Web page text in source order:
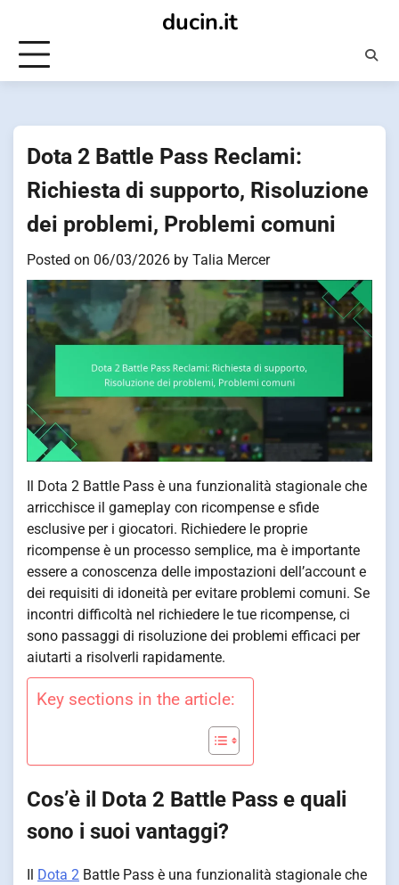
content
ducin.it
Dota 2 Battle Pass Reclami:
Richiesta di supporto, Risoluzione
dei problemi, Problemi comuni
Posted on 06/03/2026 by Talia Mercer
Il Dota 2 Battle Pass è una funzionalità stagionale che
arricchisce il gameplay con ricompense e sfide
esclusive per i giocatori. Richiedere le proprie
ricompense è un processo semplice, ma è importante
essere a conoscenza delle impostazioni dell’account e
dei requisiti di idoneità per evitare problemi comuni. Se
incontri difficoltà nel richiedere le tue ricompense, ci
sono passaggi di risoluzione dei problemi efficaci per
aiutarti a risolverli rapidamente.
Key sections in the article:
Cos’è il Dota 2 Battle Pass e quali
sono i suoi vantaggi?
Dota 2 Battle Pass è una funzionalità stagionale che